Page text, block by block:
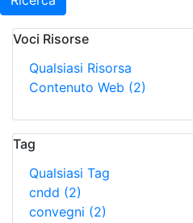
Voci Risorse
Qualsiasi Risorsa
Contenuto Web (2)
Tag
Qualsiasi Tag
cndd (2)
convegni (2)